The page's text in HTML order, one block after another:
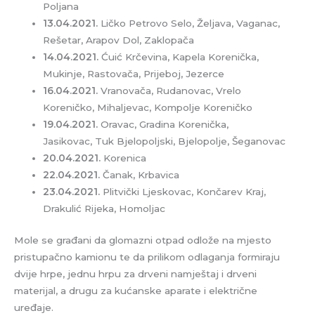
Poljana
13.04.2021. Ličko Petrovo Selo, Željava, Vaganac,
Rešetar, Arapov Dol, Zaklopača
14.04.2021. Ćuić Krčevina, Kapela Korenička,
Mukinje, Rastovača, Prijeboj, Jezerce
16.04.2021. Vranovača, Rudanovac, Vrelo
Koreničko, Mihaljevac, Kompolje Koreničko
19.04.2021.Oravac, Gradina Korenička,
Jasikovac, Tuk Bjelopoljski, Bjelopolje, Šeganovac
20.04.2021. Korenica
22.04.2021. Čanak, Krbavica
23.04.2021. Plitvički Ljeskovac, Končarev Kraj,
Drakulić Rijeka, Homoljac
Mole se građani da glomazni otpad odlože na mjesto
pristupačno kamionu te da prilikom odlaganja formiraju
dvije hrpe, jednu hrpu za drveni namještaj i drveni
materijal, a drugu za kućanske aparate i električne
uređaje.